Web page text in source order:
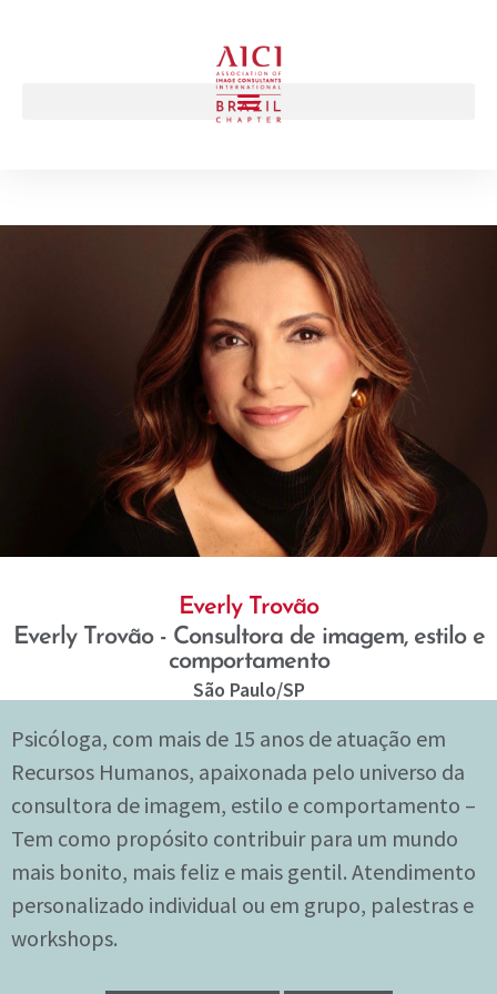
Everly Trovão
Everly Trovão - Consultora de imagem, estilo e
comportamento
São Paulo/SP
Psicóloga, com mais de 15 anos de atuação em
Recursos Humanos, apaixonada pelo universo da
consultora de imagem, estilo e comportamento –
Tem como propósito contribuir para um mundo
mais bonito, mais feliz e mais gentil. Atendimento
personalizado individual ou em grupo, palestras e
workshops.